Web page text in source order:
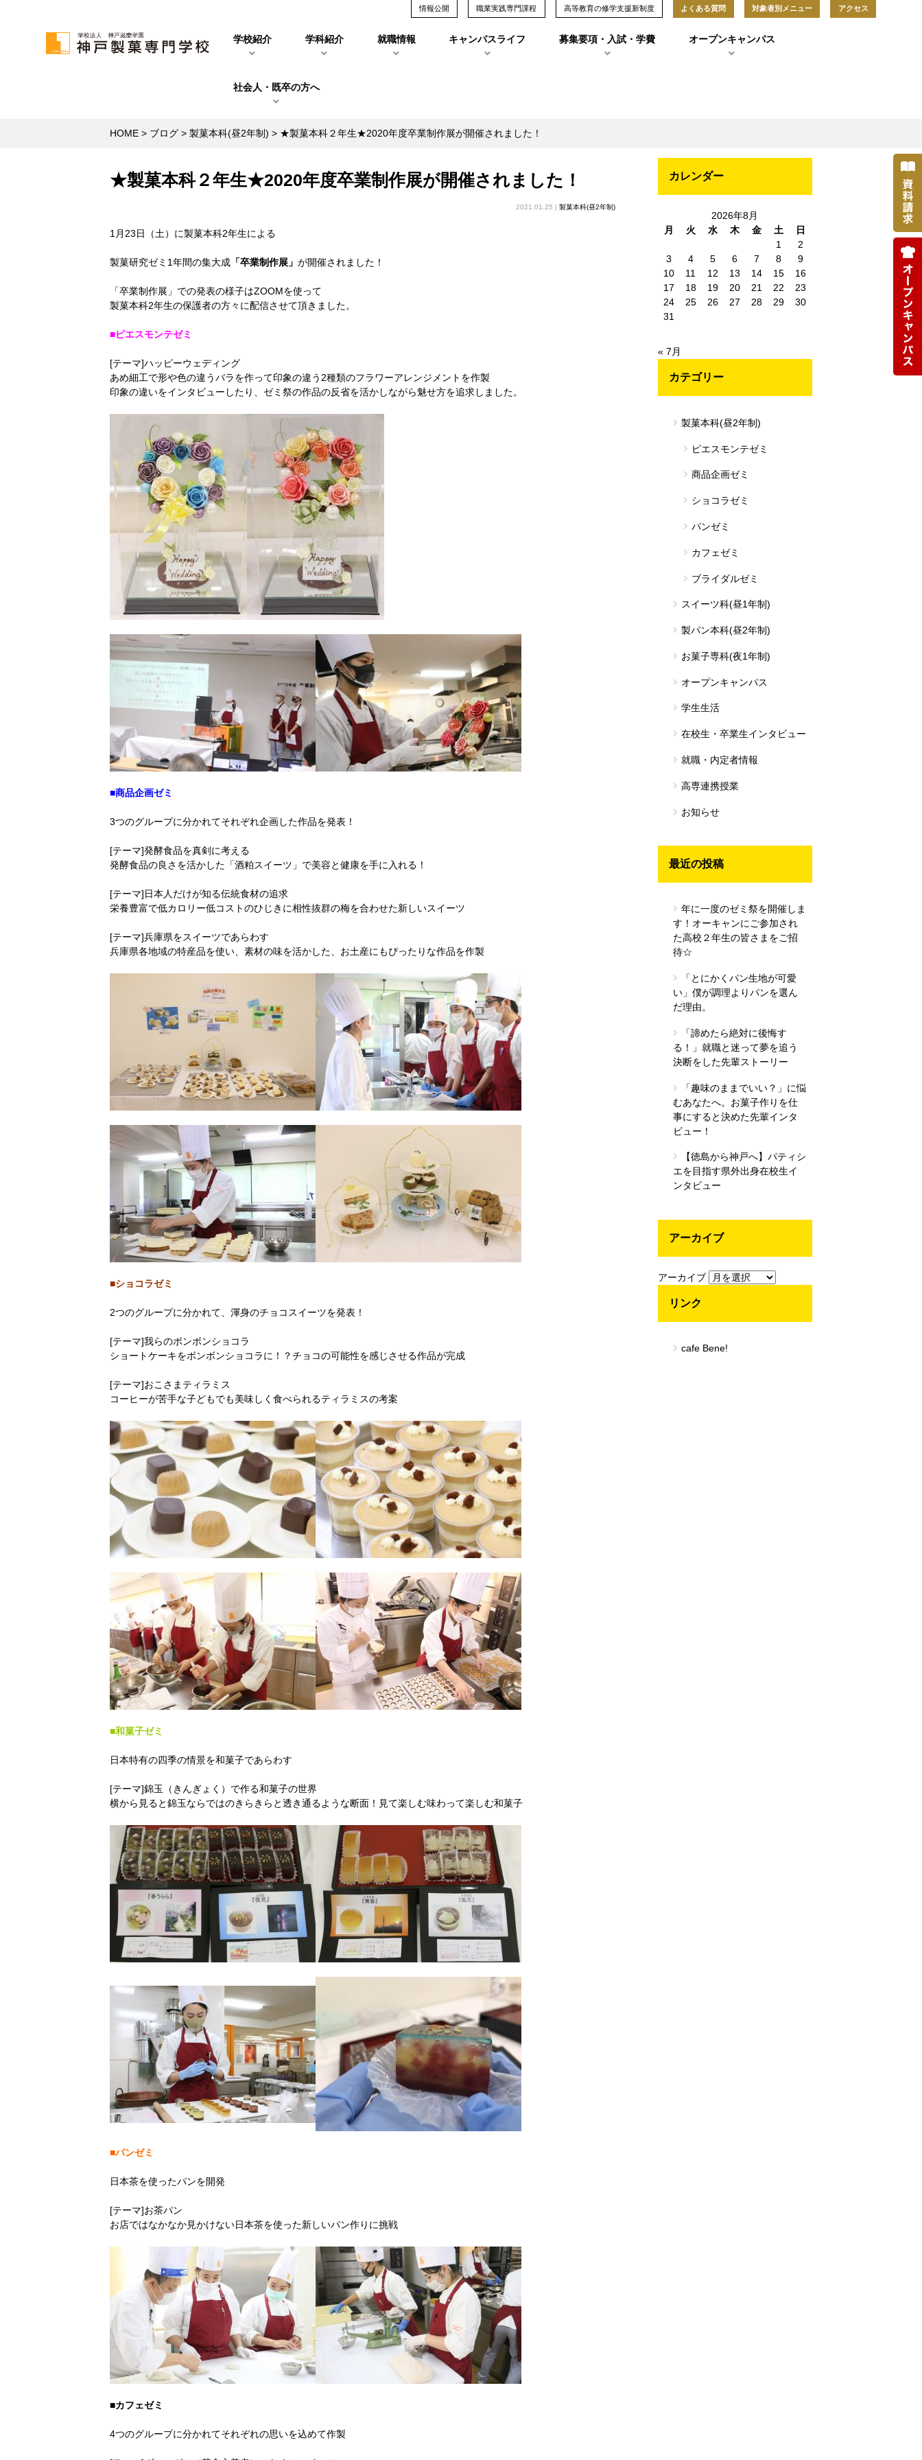
情報公開 職業実践専門課程 高等教育の修学支援新制度 よくある質問 対象者別メニュー アクセス
学校紹介 学科紹介 就職情報 キャンパスライフ 募集要項・入試・学費 オープンキャンパス
社会人・既卒の方へ
HOME > ブログ >製菓本科(昼2年制) > ★製菓本科２年生★2020年度卒業制作展が開催されました！
★製菓本科２年生★2020年度卒業制作展が開催されました！
2021.01.25 |製菓本科(昼2年制)
1月23日（土）に製菓本科2年生による
製菓研究ゼミ1年間の集大成 「卒業制作展」が開催されました！
「卒業制作展」での発表の様子はZOOMを使って
製菓本科2年生の保護者の方々に配信させて頂きました。
■ピエスモンテゼミ
[テーマ]ハッピーウェディング
あめ細工で形や色の違うバラを作って印象の違う2種類のフラワーアレンジメントを作製
印象の違いをインタビューしたり、ゼミ祭の作品の反省を活かしながら魅せ方を追求しました。
■商品企画ゼミ
3つのグループに分かれてそれぞれ企画した作品を発表！
[テーマ]発酵食品を真剣に考える
発酵食品の良さを活かした「酒粕スイーツ」で美容と健康を手に入れる！
[テーマ]日本人だけが知る伝統食材の追求
栄養豊富で低カロリー低コストのひじきに相性抜群の梅を合わせた新しいスイーツ
[テーマ]兵庫県をスイーツであらわす
兵庫県各地域の特産品を使い、素材の味を活かした、お土産にもぴったりな作品を作製
■ショコラゼミ
2つのグループに分かれて、渾身のチョコスイーツを発表！
[テーマ]我らのボンボンショコラ
ショートケーキをボンボンショコラに！？チョコの可能性を感じさせる作品が完成
[テーマ]おこさまティラミス
コーヒーが苦手な子どもでも美味しく食べられるティラミスの考案
■和菓子ゼミ
日本特有の四季の情景を和菓子であらわす
[テーマ]錦玉（きんぎょく）で作る和菓子の世界
横から見ると錦玉ならではのきらきらと透き通るような断面！見て楽しむ味わって楽しむ和菓子
■パンゼミ
日本茶を使ったパンを開発
[テーマ]お茶パン
お店ではなかなか見かけない日本茶を使った新しいパン作りに挑戦
■カフェゼミ
4つのグループに分かれてそれぞれの思いを込めて作製
カレンダー
2026年8月
月
火 水 木 金 土
日
1
2
3
4 5 6 7 8
9
10
11 12 13 14 15
16
17
18 19 20 21 22
23
24
25 26 27 28 29
30
31
« 7月
カテゴリー
製菓本科(昼2年制)
ピエスモンテゼミ
商品企画ゼミ
ショコラゼミ
パンゼミ
カフェゼミ
ブライダルゼミ
スイーツ科(昼1年制)
製パン本科(昼2年制)
お菓子専科(夜1年制)
オープンキャンパス
学生生活
在校生・卒業生インタビュー
就職・内定者情報
高専連携授業
お知らせ
最近の投稿
年に一度のゼミ祭を開催しま
す！オーキャンにご参加され
た高校２年生の皆さまをご招
待☆
「とにかくパン生地が可愛
い」僕が調理よりパンを選ん
だ理由。
「諦めたら絶対に後悔す
る！」就職と迷って夢を追う
決断をした先輩ストーリー
「趣味のままでいい？」に悩
むあなたへ。お菓子作りを仕
事にすると決めた先輩インタ
ビュー！
【徳島から神戸へ】パティシ
エを目指す県外出身在校生イ
ンタビュー
アーカイブ
アーカイブ
リンク
cafe Bene!